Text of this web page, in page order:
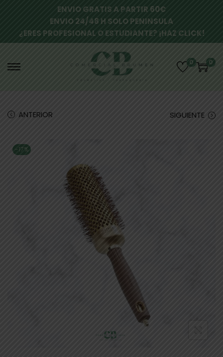
ENVIO GRATIS A PARTIR 60€
ENVIO 24/48 H SOLO PENINSULA
¿ERES PROFESIONAL O ESTUDIANTE? ¡HAZ CLICK!
0 0
ANTERIOR SIGUIENTE
-17%